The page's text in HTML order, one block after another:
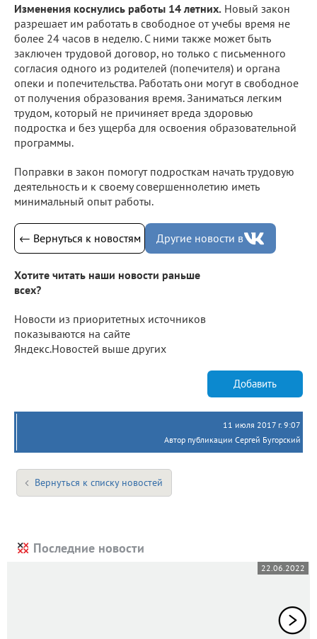
Изменения коснулись работы 14 летних. Новый закон
разрешает им работать в свободное от учебы время не
более 24 часов в неделю. С ними также может быть
заключен трудовой договор, но только с письменного
согласия одного из родителей (попечителя) и органа
опеки и попечительства. Работать они могут в свободное
от получения образования время. Заниматься легким
трудом, который не причиняет вреда здоровью
подростка и без ущерба для освоения образовательной
программы.
Поправки в закон помогут подросткам начать трудовую
деятельность и к своему совершеннолетию иметь
минимальный опыт работы.
← Вернуться к новостям Другие новости в
Хотите читать наши новости раньше
всех?
Новости из приоритетных источников
показываются на сайте
Яндекс.Новостей выше других
Добавить
11 июля 2017 г. 9:07
Автор публикации Сергей Бугорский
Вернуться к списку новостей
Последние новости
22.06.2022